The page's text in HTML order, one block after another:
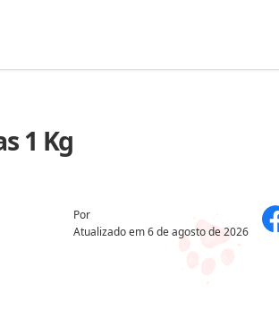
1 Kg
Por
Atualizado em6 de agosto de 2026